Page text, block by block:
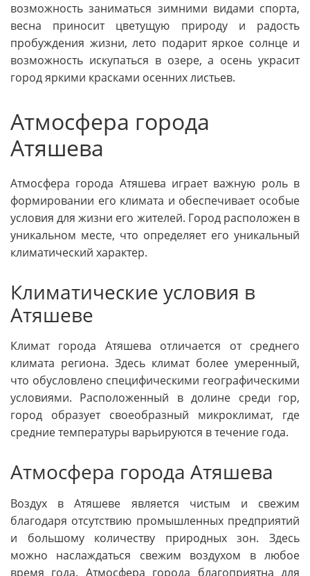
возможность заниматься зимними видами спорта,
весна приносит цветущую природу и радость
пробуждения жизни, лето подарит яркое солнце и
возможность искупаться в озере, а осень украсит
город яркими красками осенних листьев.
Атмосфера города
Атяшева
Атмосфера города Атяшева играет важную роль в
формировании его климата и обеспечивает особые
условия для жизни его жителей. Город расположен в
уникальном месте, что определяет его уникальный
климатический характер.
Климатические условия в
Атяшеве
Климат города Атяшева отличается от среднего
климата региона. Здесь климат более умеренный,
что обусловлено специфическими географическими
условиями. Расположенный в долине среди гор,
город образует своеобразный микроклимат, где
средние температуры варьируются в течение года.
Атмосфера города Атяшева
Воздух в Атяшеве является чистым и свежим
благодаря отсутствию промышленных предприятий
и большому количеству природных зон. Здесь
можно наслаждаться свежим воздухом в любое
время года. Атмосфера города благоприятна для